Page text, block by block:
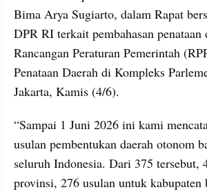
Bima Arya Sugiarto, dalam Rapat
DPR RI terkait pembahasan penataan
Rancangan Peraturan Pemerintah
Penataan Daerah di Kompleks
Jakarta, Kamis (4/6).
“Sampai 1 Juni 2026 ini kami
usulan pembentukan daerah otonom
seluruh Indonesia. Dari 375 tersebut,
provinsi, 276 usulan untuk kabupaten